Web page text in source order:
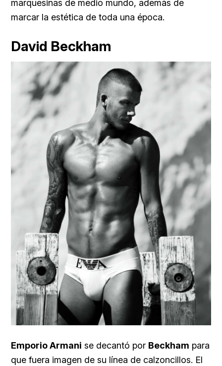
marquesinas de medio mundo, además de
marcar la estética de toda una época.
David Beckham
Emporio Armani se decantó por Beckham para
que fuera imagen de su línea de calzoncillos. El